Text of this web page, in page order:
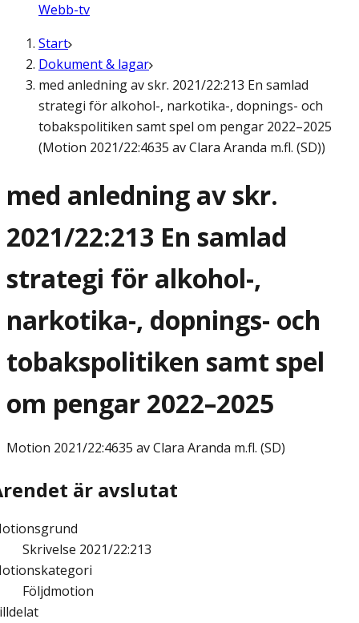
Webb-tv
Start
Dokument & lagar
med anledning av skr. 2021/22:213 En samlad
strategi för alkohol-, narkotika-, dopnings- och
tobakspolitiken samt spel om pengar 2022–2025
(Motion 2021/22:4635 av Clara Aranda m.fl. (SD))
med anledning av skr.
2021/22:213 En samlad
strategi för alkohol-,
narkotika-, dopnings- och
tobakspolitiken samt spel
om pengar 2022–2025
Motion 2021/22:4635 av Clara Aranda m.fl. (SD)
är avslutat
Skrivelse 2021/22:213
Följdmotion